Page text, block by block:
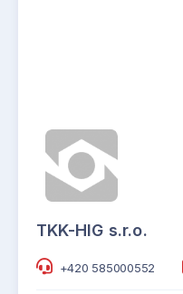
TKK-HIG s.r.o.
+420 585000552